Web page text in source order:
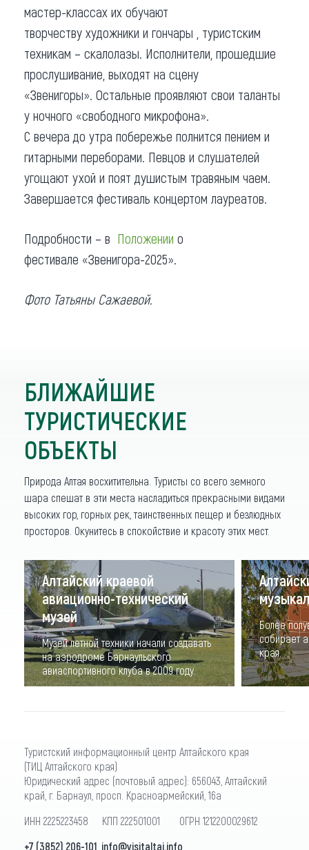
мастер-классах их обучают
творчеству художники и гончары , туристским
техникам – скалолазы. Исполнители, прошедшие
прослушивание, выходят на сцену
«Звенигоры». Остальные проявляют свои таланты
у ночного «свободного микрофона».
С вечера до утра побережье полнится пением и
гитарными переборами. Певцов и слушателей
угощают ухой и поят душистым травяным чаем.
Завершается фестиваль концертом лауреатов.
Подробности – в Положении о
фестивале «Звенигора-2025».
Фото Татьяны Сажаевой.
БЛИЖАЙШИЕ
ТУРИСТИЧЕСКИЕ
ОБЪЕКТЫ
Природа Алтая восхитительна. Туристы со всего земного
шара спешат в эти места насладиться прекрасными видами
высоких гор, горных рек, таинственных пещер и безлюдных
просторов. Окунитесь в спокойствие и красоту этих мест.
Алтайский краевой
авиационно-технический
музей
Музей летной техники начали создавать
на аэродроме Барнаульского
авиаспортивного клуба в 2009 году.
Более
собирает
края.
Туристский информационный центр Алтайского края
(ТИЦ Алтайского края)
Юридический адрес (почтовый адрес): 656043, Алтайский
край, г. Барнаул, просп. Красноармейский, 16а
ИНН 2225223458 КПП 222501001 ОГРН 1212200029612
+7 (3852) 206-101 info@visitaltai.info